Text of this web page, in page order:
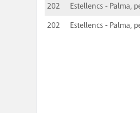
202
Estellencs - Palma,
202
Estellencs - Palma,